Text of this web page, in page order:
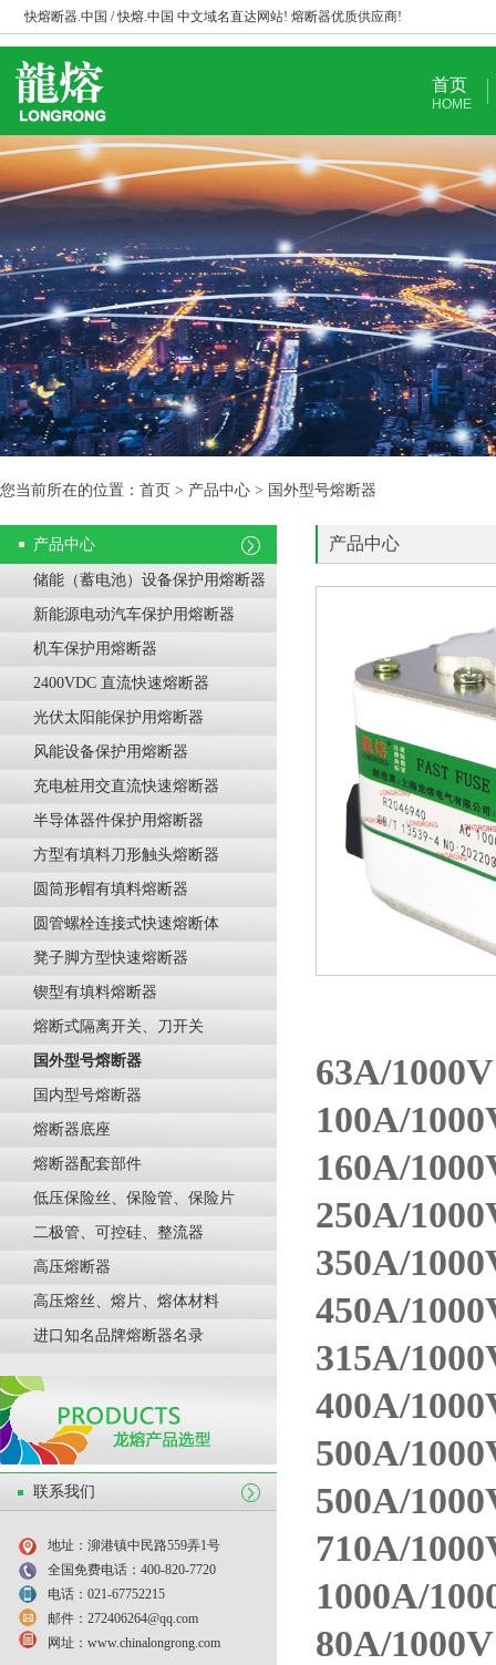
快熔断器.中国 / 快熔.中国 中文域名直达网站! 熔断器优质供应商!
首页
HOME
您当前所在的位置：首页 > 产品中心 > 国外型号熔断器
产品中心
储能（蓄电池）设备保护用熔断器
新能源电动汽车保护用熔断器
机车保护用熔断器
2400VDC 直流快速熔断器
光伏太阳能保护用熔断器
风能设备保护用熔断器
充电桩用交直流快速熔断器
半导体器件保护用熔断器
方型有填料刀形触头熔断器
圆筒形帽有填料熔断器
圆管螺栓连接式快速熔断体
凳子脚方型快速熔断器
锲型有填料熔断器
熔断式隔离开关、刀开关
国外型号熔断器
国内型号熔断器
熔断器底座
熔断器配套部件
低压保险丝、保险管、保险片
二极管、可控硅、整流器
高压熔断器
高压熔丝、熔片、熔体材料
进口知名品牌熔断器名录
联系我们
地址：泖港镇中民路559弄1号
全国免费电话：400-820-7720
电话：021-67752215
邮件：272406264@qq.com
网址：www.chinalongrong.com
产品中心
63A/1000V
100A/
160A/
250A/
350A/
450A/
315A/
400A/
500A/
500A/
710A/
1000A/
80A/